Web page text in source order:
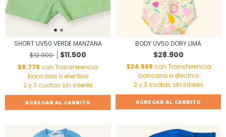
SHORT UV50 VERDE MANZANA
$12.900
$11.500
$9.775 con Transferencia
bancaria o efectivo
AGREGAR AL CARRITO
BODY UV50 DORY LIMA
$28.900
$24.565 con Transferencia
bancaria o efectivo
AGREGAR AL CARRITO